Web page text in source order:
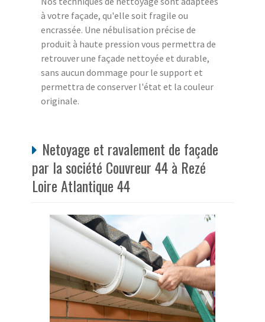
à votre façade, qu'elle soit fragile ou
encrassée. Une nébulisation précise de
produit à haute pression vous permettra de
retrouver une façade nettoyée et durable,
sans aucun dommage pour le support et
permettra de conserver l'état et la couleur
originale.
Netoyage et ravalement de façade
par la société Couvreur 44 à Rezé
Loire Atlantique 44